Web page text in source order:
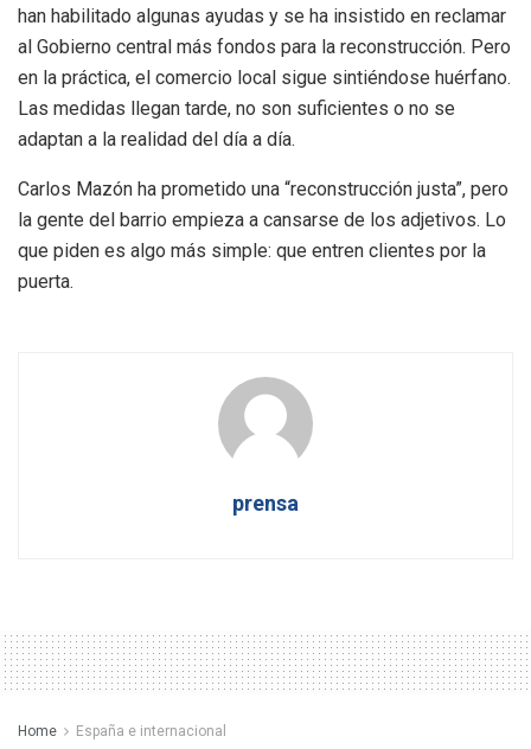
han habilitado algunas ayudas y se ha insistido en reclamar
al Gobierno central más fondos para la reconstrucción. Pero
en la práctica, el comercio local sigue sintiéndose huérfano.
Las medidas llegan tarde, no son suficientes o no se
adaptan a la realidad del día a día.
Carlos Mazón ha prometido una “reconstrucción justa”, pero
la gente del barrio empieza a cansarse de los adjetivos. Lo
que piden es algo más simple: que entren clientes por la
puerta.
prensa
Home España e internacional